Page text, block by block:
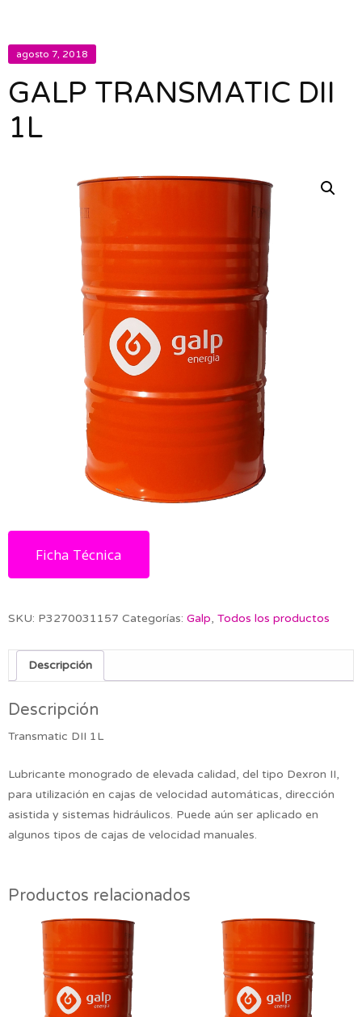
agosto 7, 2018
GALP TRANSMATIC DII
1L
Ficha Técnica
SKU: P3270031157 Categorías: Galp, Todos los productos
Descripción
Descripción
Transmatic DII 1L
Lubricante monogrado de elevada calidad, del tipo Dexron II,
para utilización en cajas de velocidad automáticas, dirección
asistida y sistemas hidráulicos. Puede aún ser aplicado en
algunos tipos de cajas de velocidad manuales.
Productos relacionados